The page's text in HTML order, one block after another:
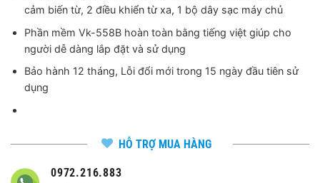
cảm biến từ, 2 điều khiển từ xa, 1 bộ dây sạc máy chủ
Phần mềm Vk-558B hoàn toàn bằng tiếng việt giúp cho
người dễ dàng lắp đặt và sử dụng
Bảo hành 12 tháng, Lỗi đổi mới trong 15 ngày đầu tiên sử
dụng
HỖ TRỢ MUA HÀNG
0972.216.883